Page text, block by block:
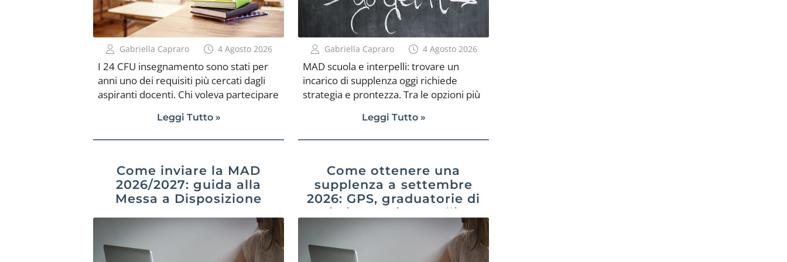
Vediamo cosa […]
Gabriella Capraro 4 Agosto 2026
I 24 CFU insegnamento sono stati per
anni uno dei requisiti più cercati dagli
aspiranti docenti. Chi voleva partecipare
graduatorie o avvicinarsi al mondo
dell’insegnamento doveva spesso fare i
antropo-psico-pedagogiche e nelle
metodologie didattiche. Oggi, però, la
situazione è cambiata. Dal nuovo
sistema di formazione iniziale dei
docenti, i 24 CFU non sono più un
concorsi scuola. Il percorso centrale,
Leggi Tutto »
Gabriella Capraro 4 Agosto 2026
MAD scuola e interpelli: trovare un
incarico di supplenza oggi richiede
strategia e prontezza. Tra le opzioni più
la MAD scuola e gli interpelli. Sebbene
spesso siano percepiti come strumenti
vicenda. La MAD scuola è una
candidatura spontanea, inviata dal
docente direttamente alle scuole.
Permette di segnalare la propria
disponibilità a coprire incarichi, anche
senza essere presenti nelle graduatorie
ufficiali. Questo metodo è ampiamente
Leggi Tutto »
Come inviare la MAD
2026/2027: guida alla
Messa a Disposizione
Come ottenere una
supplenza a settembre
2026: GPS, graduatorie di
istituto e interpelli